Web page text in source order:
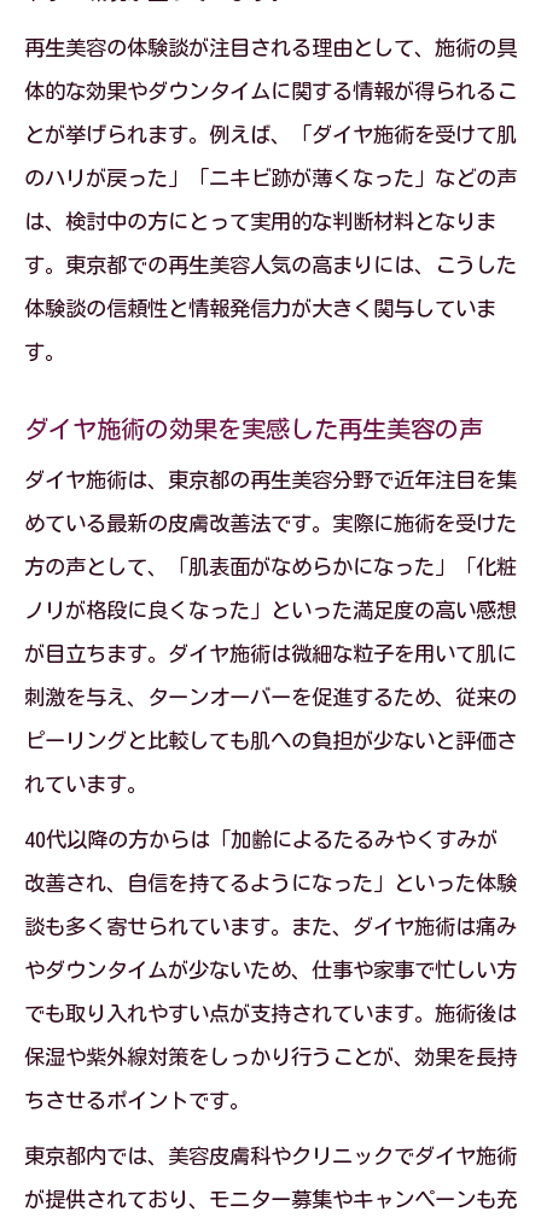
ダイヤ施術と再生美容で実感するハリ効
果
40代にもおすすめな再生美容の新常識
東京都で再生美容を選ぶべき理由と特徴
価値
再生美容とダイヤの組み合わせ効果を解
説
東京都で人気の再生美容ダイヤ施術の特
徴
肌質改善に役立つダイヤを活用した再生
美容
再生美容におけるダイヤ施術の安全性と
信頼
最新の再生美容で皮膚に自信が持てる理由
再生美容の進化が叶える美肌への近道と
は
ダイヤ施術が再生美容にもたらす安心感
東京都の再生美容最新トレンドを徹底解
説
ト
皮膚改善を実感できる再生美容の魅力
再生美容の体験談が注目される理由として、施術の具
体的な効果やダウンタイムに関する情報が得られるこ
とが挙げられます。例えば、「ダイヤ施術を受けて肌
のハリが戻った」「ニキビ跡が薄くなった」などの声
は、検討中の方にとって実用的な判断材料となりま
す。東京都での再生美容人気の高まりには、こうした
体験談の信頼性と情報発信力が大きく関与していま
す。
ダイヤ施術の効果を実感した再生美容の声
ダイヤ施術は、東京都の再生美容分野で近年注目を集
めている最新の皮膚改善法です。実際に施術を受けた
方の声として、「肌表面がなめらかになった」「化粧
ノリが格段に良くなった」といった満足度の高い感想
が目立ちます。ダイヤ施術は微細な粒子を用いて肌に
刺激を与え、ターンオーバーを促進するため、従来の
ピーリングと比較しても肌への負担が少ないと評価さ
れています。
40代以降の方からは「加齢によるたるみやくすみが
改善され、自信を持てるようになった」といった体験
談も多く寄せられています。また、ダイヤ施術は痛み
やダウンタイムが少ないため、仕事や家事で忙しい方
でも取り入れやすい点が支持されています。施術後は
保湿や紫外線対策をしっかり行うことが、効果を長持
ちさせるポイントです。
東京都内では、美容皮膚科やクリニックでダイヤ施術
が提供されており、モニター募集やキャンペーンも充